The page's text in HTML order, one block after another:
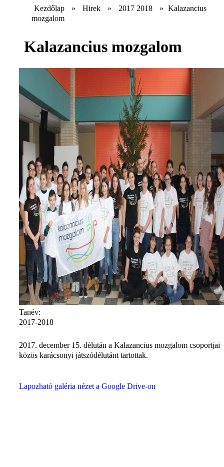
Kezdőlap » Hirek » 2017 2018 » Kalazancius
mozgalom
Kalazancius mozgalom
Tanév:
2017-2018
2017. december 15. délután a Kalazancius mozgalom csoportjai
közös karácsonyi játszódélutánt tartottak.
Lapozható galéria nézet a Google Drive-on